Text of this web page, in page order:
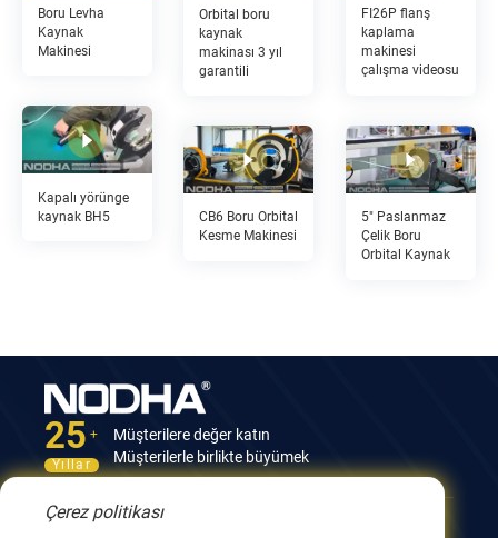
Boru Levha
Kaynak
Makinesi
Orbital boru
kaynak
makinası 3 yıl
garantili
FI26P flanş
kaplama
makinesi
çalışma videosu
Kapalı yörünge
kaynak BH5
5" Paslanmaz
Çelik Boru
Orbital Kaynak
CB6 Boru Orbital
Kesme Makinesi
25 +
Yıllar
Müşterilere değer katın
Müşterilerle birlikte büyümek
Çerez politikası